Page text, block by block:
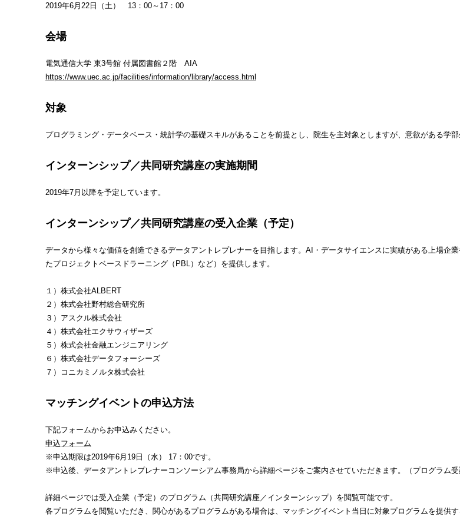
2019年6月22日（土） 13：00～17：00
会場
電気通信大学 東3号館 付属図書館２階 AIA
https://www.uec.ac.jp/facilities/information/library/access.html
対象
プログラミング・データベース・統計学の基礎スキルがあることを前提とし、院生を主対象としますが、意欲がある学部
インターンシップ／共同研究講座の実施期間
2019年7月以降を予定しています。
インターンシップ／共同研究講座の受入企業（予定）
データから様々な価値を創造できるデータアントレプレナーを目指します。AI・データサイエンスに実績がある上場
たプロジェクトベースドラーニング（PBL）など）を提供します。
１）株式会社ALBERT
２）株式会社野村総合研究所
３）アスクル株式会社
４）株式会社エクサウィザーズ
５）株式会社金融エンジニアリング
６）株式会社データフォーシーズ
７）コニカミノルタ株式会社
マッチングイベントの申込方法
下記フォームからお申込みください。
申込フォーム
※申込期限は2019年6月19日（水） 17：00です。
※申込後、データアントレプレナーコンソーシアム事務局から詳細ページをご案内させていただきます。（プログラム受
詳細ページでは受入企業（予定）のプログラム（共同研究講座／インターンシップ）を閲覧可能です。
各プログラムを閲覧いただき、関心があるプログラムがある場合は、マッチングイベント当日に対象プログラムを提供